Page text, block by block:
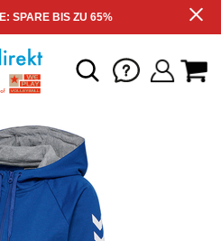
SPARE BIS ZU 65%